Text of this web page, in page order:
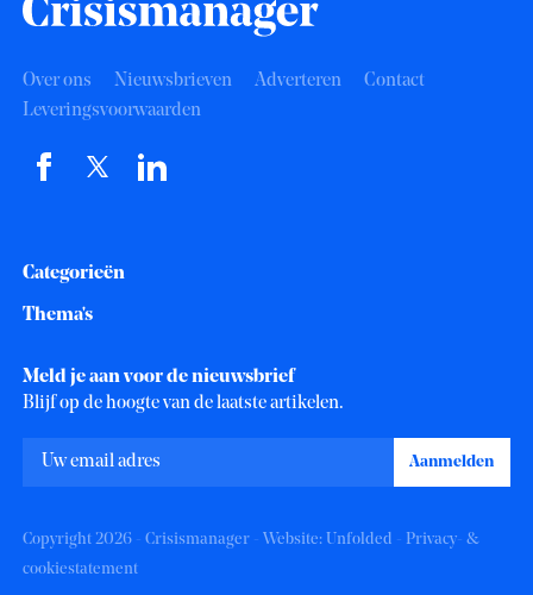
Over ons Nieuwsbrieven Adverteren
Contact
Leveringsvoorwaarden
Categorieën
Thema's
Meld je aan voor de nieuwsbrief
Blijf op de hoogte van de laatste artikelen.
Copyright 2026 - Crisismanager - Website: Unfolded - Privacy- &
cookiestatement